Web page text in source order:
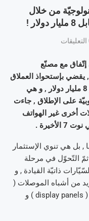
من خلال
مع مصنّع
تكنولوجيّات السّيّارات الأمريكي Harman , يقضي بإستحواذ العملاق
الكوريّ على هذه الشّركة مقابل مبلغ ناهز 8 مليار دولار , و هي
على الإطلاق , جاءت
أخرى غير الهواتف
.
بل هي تنوي الإستثمار
التّحوّل في مرحلة
ذاتيّة القيادة , و
من أشباه الموصلات (
semi-conductors ) و الشّاشات الصّغيرة ( display panels ) و